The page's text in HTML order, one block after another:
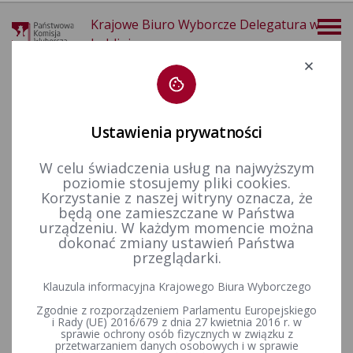
Krajowe Biuro Wyborcze Delegatura w
Lublinie
Wybory samorządowe i referenda lokalne Wybory i referenda w toku kadencji
Kadencja 2014-2018
Wybory uzupełniające
Wybory uzupełniające do Rady Gminy Trzydnik Duży w okręgu
wyborczym nr 13. Wybory zarządzone na dzień 19 kwietnia
2015 r.
Ustawienia prywatności
W celu świadczenia usług na najwyższym
poziomie stosujemy pliki cookies.
Korzystanie z naszej witryny oznacza, że
będą one zamieszczane w Państwa
urządzeniu. W każdym momencie można
dokonać zmiany ustawień Państwa
przeglądarki.
Klauzula informacyjna Krajowego Biura Wyborczego
Zgodnie z rozporządzeniem Parlamentu Europejskiego
i Rady (UE) 2016/679 z dnia 27 kwietnia 2016 r. w
sprawie ochrony osób fizycznych w związku z
przetwarzaniem danych osobowych i w sprawie